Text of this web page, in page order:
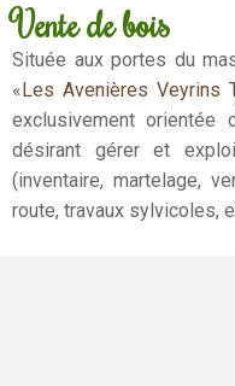
Vente de bois
Située aux portes du
«Les Avenières Veyrins
exclusivement orientée
désirant gérer et
(inventaire, martelage,
route, travaux sylvicoles,